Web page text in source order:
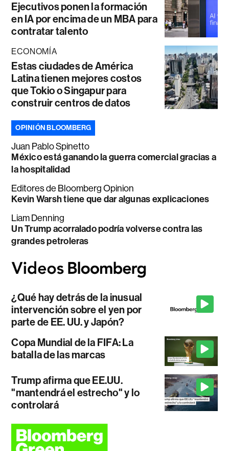
Ejecutivos ponen la formación
en IA por encima de un MBA para
contratar talento
ECONOMÍA
Estas ciudades de América
Latina tienen mejores costos
que Tokio o Singapur para
construir centros de datos
OPINIÓN BLOOMBERG
Juan Pablo Spinetto
México está ganando la guerra comercial gracias a
la hospitalidad
Editores de Bloomberg Opinion
Kevin Warsh tiene que dar algunas explicaciones
Liam Denning
Un Trump acorralado podría volverse contra las
grandes petroleras
¿Qué hay detrás de la inusual
intervención sobre el yen por
parte de EE. UU. y Japón?
Copa Mundial de la FIFA: La
batalla de las marcas
Trump afirma que EE.UU.
"mantendrá el estrecho" y lo
controlará